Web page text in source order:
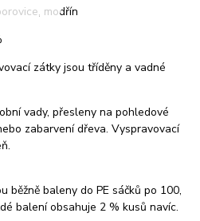
modřín
jsou tříděny a vadné
vady, přesleny na pohledové
zabarvení dřeva. Vyspravovací
běžně baleny do PE sáčků po 100,
balení obsahuje 2 % kusů navíc.